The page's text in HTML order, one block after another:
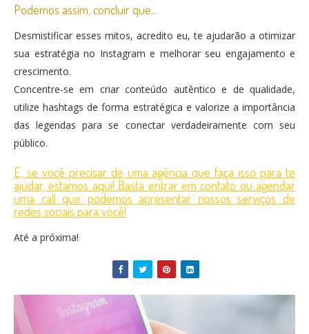
Podemos assim, concluir que...
Desmistificar esses mitos, acredito eu, te ajudarão a otimizar
sua estratégia no Instagram e melhorar seu engajamento e
crescimento.
Concentre-se em criar conteúdo autêntico e de qualidade,
utilize hashtags de forma estratégica e valorize a importância
das legendas para se conectar verdadeiramente com seu
público.
E, se você precisar de uma agência que faça isso para te
ajudar, estamos aqui! Basta entrar em contato ou agendar
uma call que podemos apresentar nossos serviços de
redes sociais para você!
Até a próxima!